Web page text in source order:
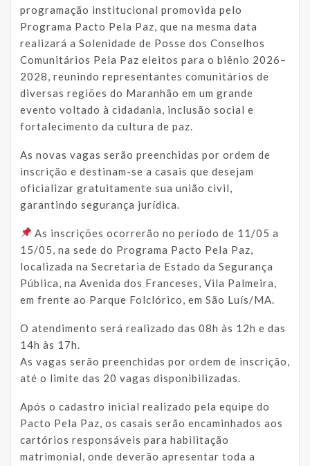
programação institucional promovida pelo
Programa Pacto Pela Paz, que na mesma data
realizará a Solenidade de Posse dos Conselhos
Comunitários Pela Paz eleitos para o biênio 2026–
2028, reunindo representantes comunitários de
diversas regiões do Maranhão em um grande
evento voltado à cidadania, inclusão social e
fortalecimento da cultura de paz.
As novas vagas serão preenchidas por ordem de
inscrição e destinam-se a casais que desejam
oficializar gratuitamente sua união civil,
garantindo segurança jurídica.
As inscrições ocorrerão no período de 11/05 a
15/05, na sede do Programa Pacto Pela Paz,
localizada na Secretaria de Estado da Segurança
Pública, na Avenida dos Franceses, Vila Palmeira,
em frente ao Parque Folclórico, em São Luís/MA.
O atendimento será realizado das 08h às 12h e das
14h às 17h.
As vagas serão preenchidas por ordem de inscrição,
até o limite das 20 vagas disponibilizadas.
Após o cadastro inicial realizado pela equipe do
Pacto Pela Paz, os casais serão encaminhados aos
cartórios responsáveis para habilitação
matrimonial, onde deverão apresentar toda a